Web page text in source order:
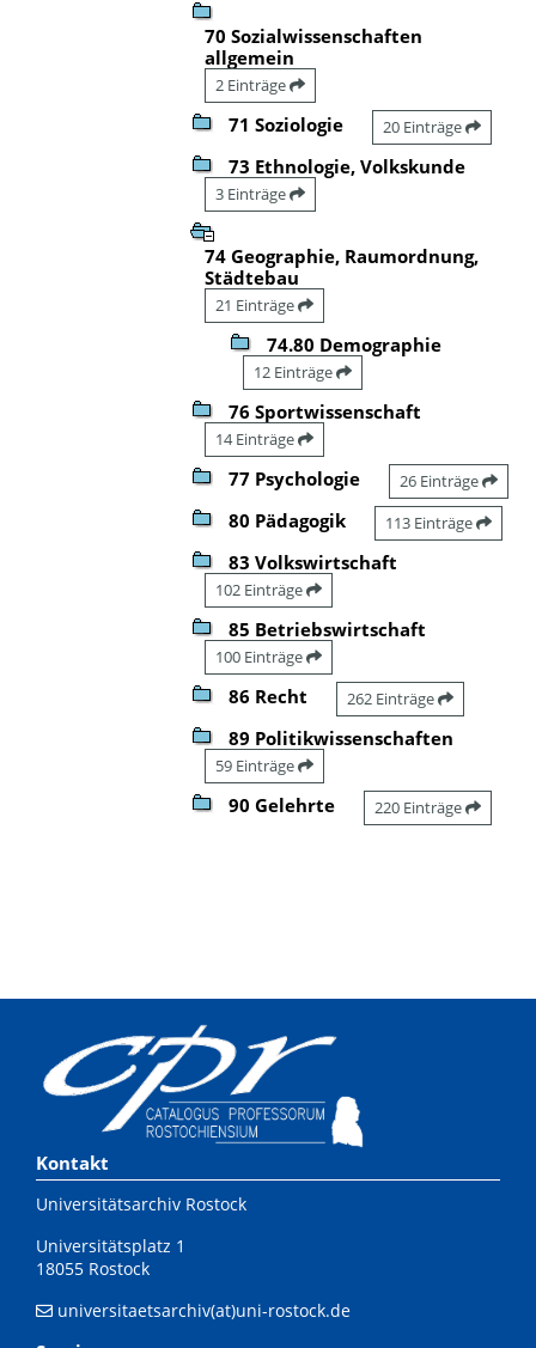
70 Sozialwissenschaften
allgemein
2 Einträge
71 Soziologie 20 Einträge
73 Ethnologie, Volkskunde
3 Einträge
74 Geographie, Raumordnung,
Städtebau
21 Einträge
74.80 Demographie
12 Einträge
76 Sportwissenschaft
14 Einträge
77 Psychologie 26 Einträge
80 Pädagogik 113 Einträge
83 Volkswirtschaft
102 Einträge
85 Betriebswirtschaft
100 Einträge
86 Recht 262 Einträge
89 Politikwissenschaften
59 Einträge
90 Gelehrte 220 Einträge
Kontakt
Universitätsarchiv Rostock
Universitätsplatz 1
18055 Rostock
universitaetsarchiv(at)uni-rostock.de